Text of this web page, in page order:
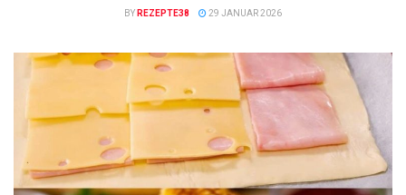
BY REZEPTE38 29 JANUAR 2026